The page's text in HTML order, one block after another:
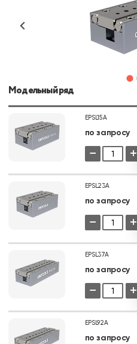
Модельный ряд
EPSL15A
по запросу
− +
EPSL23A
по запросу
− +
EPSL37A
по запросу
− +
EPSL92A
по запросу